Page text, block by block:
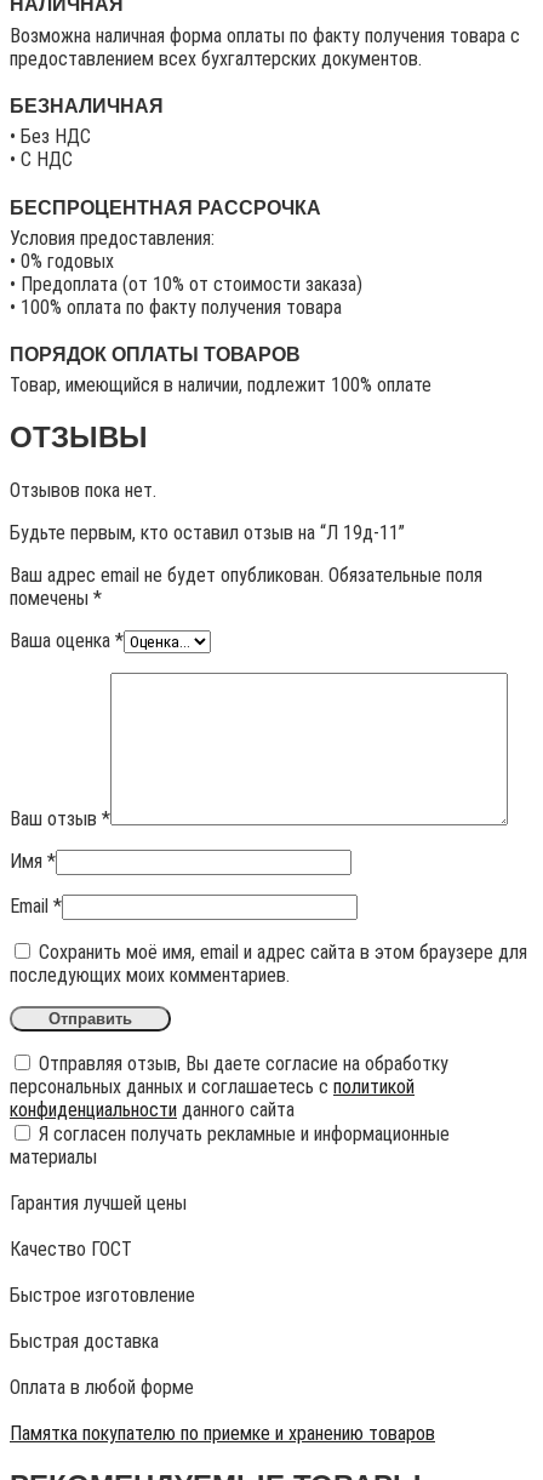
НАЛИЧНАЯ
Возможна наличная форма оплаты по факту получения товара с
предоставлением всех бухгалтерских документов.
БЕЗНАЛИЧНАЯ
• Без НДС
• C НДС
БЕСПРОЦЕНТНАЯ РАССРОЧКА
Условия предоставления:
• 0% годовых
• Предоплата (от 10% от стоимости заказа)
• 100% оплата по факту получения товара
ПОРЯДОК ОПЛАТЫ ТОВАРОВ
Товар, имеющийся в наличии, подлежит 100% оплате
ОТЗЫВЫ
Отзывов пока нет.
Будьте первым, кто оставил отзыв на “Л 19д-11”
Ваш адрес email не будет опубликован. Обязательные поля
помечены *
Ваша оценка *
Ваш отзыв *
Имя *
Email *
Сохранить моё имя, email и адрес сайта в этом браузере для
последующих моих комментариев.
Отправляя отзыв, Вы даете согласие на обработку
персональных данных и соглашаетесь с политикой
конфиденциальности данного сайта
Я согласен получать рекламные и информационные
материалы
Гарантия лучшей цены
Качество ГОСТ
Быстрое изготовление
Быстрая доставка
Оплата в любой форме
Памятка покупателю по приемке и хранению товаров